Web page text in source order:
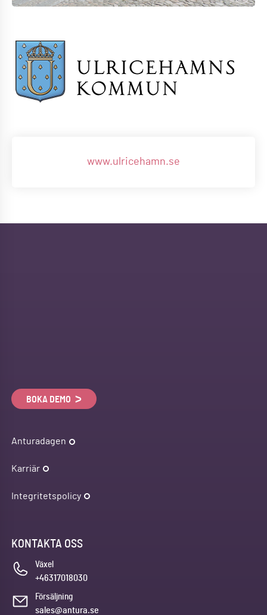
www.ulricehamn.se
BOKA DEMO
Anturadagen
Karriär
Integritetspolicy
KONTAKTA OSS
Växel
+46317018030
Försäljning
sales@antura.se